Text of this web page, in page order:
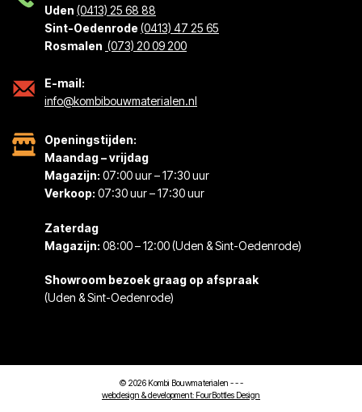
Uden (0413) 25 68 88
Sint-Oedenrode(0413) 47 25 65
Rosmalen (073) 20 09 200
E-mail:
info@kombibouwmaterialen.nl
Openingstijden:
Maandag – vrijdag
Magazijn: 07:00 uur – 17:30 uur
Verkoop: 07:30 uur – 17:30 uur
Zaterdag
Magazijn: 08:00 – 12:00 (Uden & Sint-Oedenrode)
Showroom bezoek graag op afspraak
(Uden & Sint-Oedenrode)
© 2026 Kombi Bouwmaterialen ---
webdesign & development: FourBottles Design